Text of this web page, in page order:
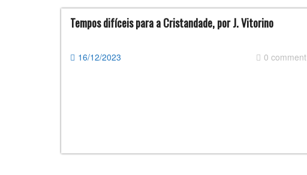
Tempos difíceis para a Cristandade, por J. Vitorino
16/12/2023 0 comment